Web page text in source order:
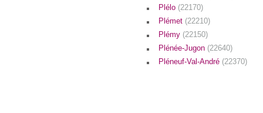
Plélo (22170)
Plémet (22210)
Plémy (22150)
Plénée-Jugon (22640)
Pléneuf-Val-André (22370)